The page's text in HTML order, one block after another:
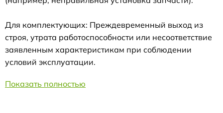
Для комплектующих: Преждевременный выход из
строя, утрата работоспособности или несоответствие
заявленным характеристикам при соблюдении
условий эксплуатации.
Показать полностью